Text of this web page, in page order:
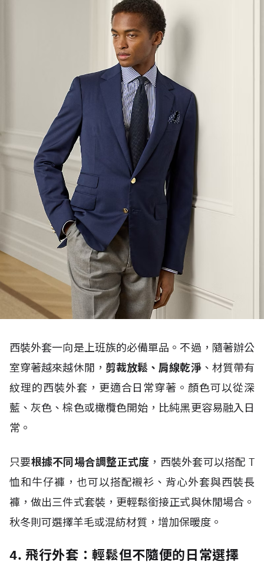
西裝外套一向是上班族的必備單品。不過，隨著辦公
室穿著越來越休閒， 剪裁放鬆、肩線乾淨、材質帶有
紋理的西裝外套，更適合日常穿著。顏色可以從深
藍、灰色、棕色或橄欖色開始，比純黑更容易融入日
常。
只要根據不同場合調整正式度 ，西裝外套可以搭配 T
恤和牛仔褲，也可以搭配襯衫、背心外套與西裝長
褲，做出三件式套裝，更輕鬆銜接正式與休閒場合。
秋冬則可選擇羊毛或混紡材質，增加保暖度。
4. 飛行外套：輕鬆但不隨便的日常選擇